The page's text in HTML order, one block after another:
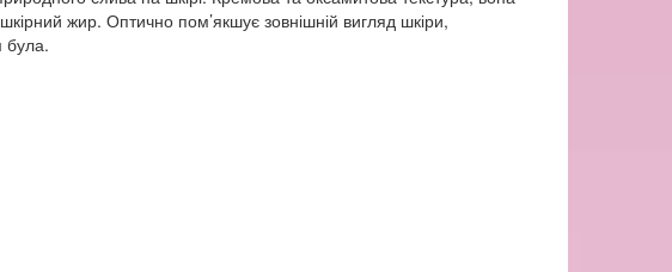
жир. Оптично пом’якшує зовнішній вигляд шкіри,
була.